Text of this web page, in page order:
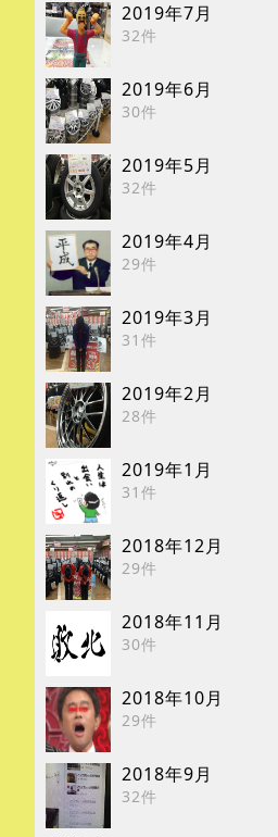
2019年7月
32件
2019年6月
30件
2019年5月
32件
2019年4月
29件
2019年3月
31件
2019年2月
28件
2019年1月
31件
2018年12月
29件
2018年11月
30件
2018年10月
29件
2018年9月
32件